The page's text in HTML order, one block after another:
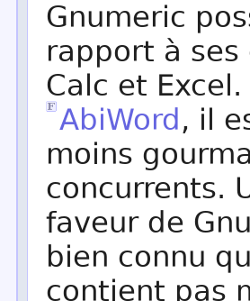
Gnumeric
rapport à
Calc et
AbiWord, il
moins
concurrents.
faveur de
bien connu